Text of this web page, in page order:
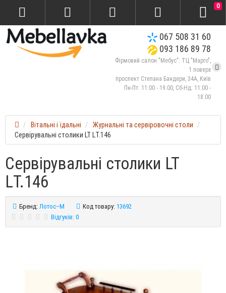
067 508 31 60
093 186 89 78
Фірмовий салон "Мебус": ТЦ "Марго",
1 поверх
проспект Степана Бандери, 34А, Київ
Пн-Пт: 11:00 - 19:00, Сб-Нд: 11:00 -
18:00
0
Вітальні і їдальні
Журнальні та сервіровочні столи
Сервірувальні столики LT LТ.146
Сервірувальні столики LT
LТ.146
Бренд:Лотос–М Код товару:13692
Відгуків: 0